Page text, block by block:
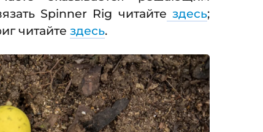
Spinner Rig читайте здесь;
читайте здесь.